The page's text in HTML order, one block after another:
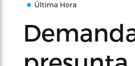
Última Hora